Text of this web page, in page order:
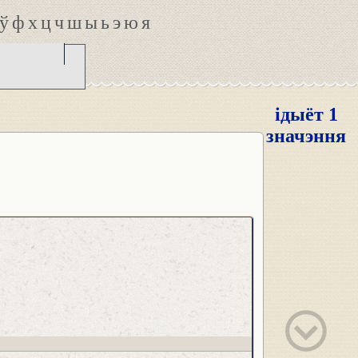
ўфхцчшыьэюя
ідыёт 1
значэння